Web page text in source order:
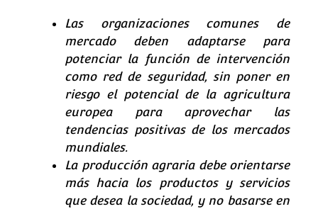
Las organizaciones comunes de
mercado deben adaptarse para
potenciar la función de intervención
como red de seguridad, sin poner en
riesgo el potencial de la agricultura
europea para aprovechar las
tendencias positivas de los mercados
mundiales.
La producción agraria debe orientarse
más hacia los productos y servicios
que desea la sociedad, y no basarse en